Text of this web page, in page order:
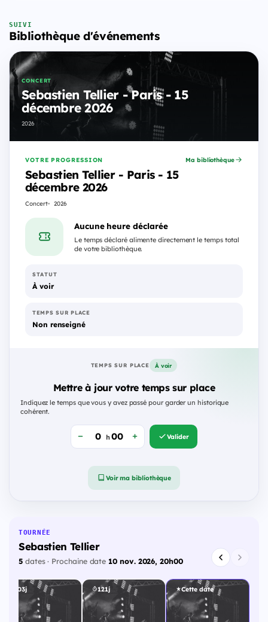
SUIVI
Bibliothèque d'événements
CONCERT
Sebastien Tellier - Paris - 15
décembre 2026
2026
VOTRE PROGRESSION
Sebastien Tellier - Paris - 15
décembre 2026
Concert 2026
Ma bibliothèque
Aucune heure déclarée
Le temps déclaré alimente directement le temps total
de votre bibliothèque.
STATUT
À voir
TEMPS SUR PLACE
Non renseigné
TEMPS SUR PLACE À voir
Mettre à jour votre temps sur place
Indiquez le temps que vous y avez passé pour garder un historique
cohérent.
h Valider
Voir ma bibliothèque
TOURNÉE
Sebastien Tellier
5dates · Prochaine date 10 nov. 2026, 20h00
103j 121j Cette date